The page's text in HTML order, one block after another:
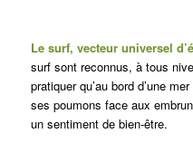
Le surf, vecteur universel
surf sont reconnus, à tous
pratiquer qu’au bord d’une
ses poumons face aux
un sentiment de bien-être.